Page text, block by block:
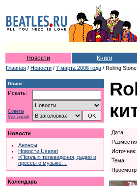
Новости Книги
Главная / Новости / 7 марта 2006 года / Rolling
Поиск
Искать:
Советы
Vox populi
Новости
Анонсы
Новости Usenet
«Перлы» телевидения, радио и
прессы о музыке…
Календарь
Дата:
Источник:
Тема: